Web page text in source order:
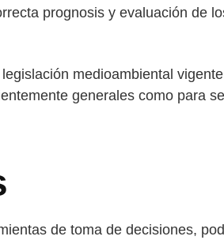
prognosis y evaluación de
medioambiental
generales como para
de toma de decisiones,